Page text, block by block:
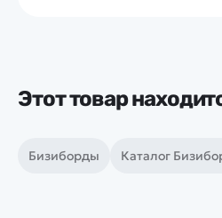
Этот товар
Бизиборды Каталог